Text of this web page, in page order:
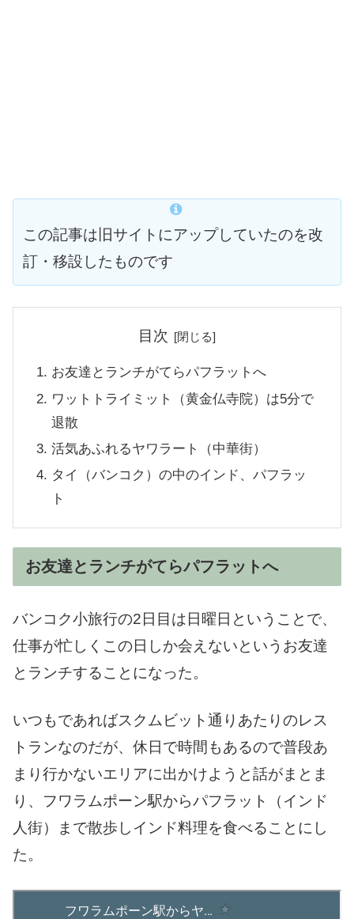
この記事は旧サイトにアップしていたのを改
訂・移設したものです
目次
お友達とランチがてらパフラットへ
ワットトライミット（黄金仏寺院）は5分で
退散
活気あふれるヤワラート（中華街）
タイ（バンコク）の中のインド、パフラッ
ト
お友達とランチがてらパフラットへ
バンコク小旅行の2日目は日曜日ということで、
仕事が忙しくこの日しか会えないというお友達
とランチすることになった。
いつもであればスクムビット通りあたりのレス
トランなのだが、休日で時間もあるので普段あ
まり行かないエリアに出かけようと話がまとま
り、フワラムポーン駅からパフラット（インド
人街）まで散歩しインド料理を食べることにし
た。